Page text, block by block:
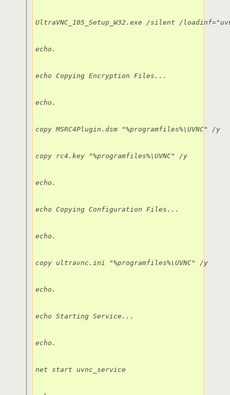
UltraVNC_105_Setup_W32.exe /silent /
echo.
echo Copying Encryption Files...
echo.
copy MSRC4Plugin.dsm "%programfiles%\UVNC" /y
copy rc4.key "%programfiles%\UVNC" /y
echo.
echo Copying Configuration Files...
echo.
copy ultravnc.ini "%programfiles%\UVNC" /y
echo.
echo Starting Service...
echo.
net start uvnc_service